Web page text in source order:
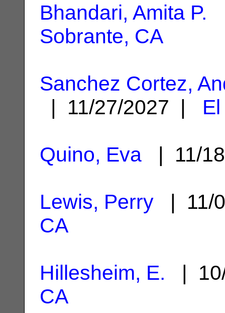
Bhandari, Amita P.
Sobrante, CA
Sanchez Cortez,
| 11/27/2027 |
Quino, Eva | 11/
Lewis, Perry | 11/
CA
Hillesheim, E. |
CA